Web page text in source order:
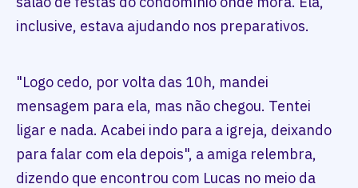
inclusive, estava ajudando nos preparativos.
"Logo cedo, por volta das 10h, mandei
mensagem para ela, mas não chegou. Tentei
ligar e nada. Acabei indo para a igreja, deixando
para falar com ela depois", a amiga relembra,
dizendo que encontrou com Lucas no meio da